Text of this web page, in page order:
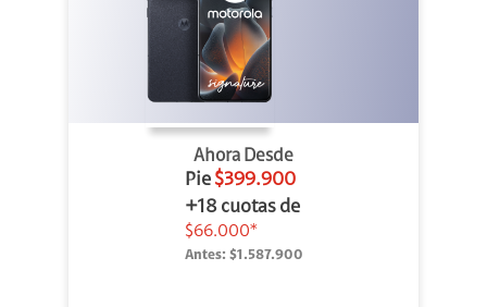
Ahora Desde
Pie $399.900
+18 cuotas de
$66.000*
Antes: $1.587.900